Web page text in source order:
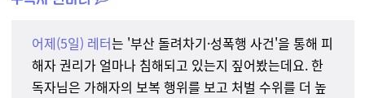
어제(5일) 레터는 '부산 돌려차기·성폭행 사건'을 통해 피
해자 권리가 얼마나 침해되고 있는지 짚어봤는데요. 한
독자님은 가해자의 보복 행위를 보고 처벌 수위를 더 높